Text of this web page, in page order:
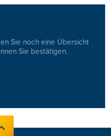
Sie noch eine Übersicht
Sie bestätigen.